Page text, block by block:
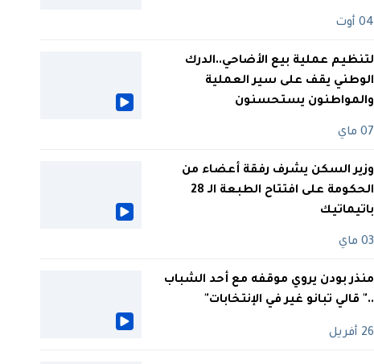
04 أوت
لتنظيم عملية بيع الأضاحي..الدرك
الوطني يقف على سير العملية
والمواطنون يستحسنون
07 ماي
وزير السكن يشرف رفقة أعضاء من
الحكومة على افتتاح الطبعة الـ 28
باتيماتيك
03 ماي
منذر بودن يروي موقفه مع أحد الشباب
.." قالي تبانو غير في الإنتخابات"
26 أفريل